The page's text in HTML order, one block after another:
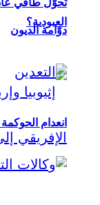
العبودية؟
تحوُّل طاقي
دوّامة الديون
انعدام